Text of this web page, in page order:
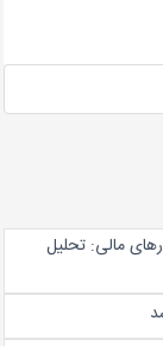
مالی: تحلیل